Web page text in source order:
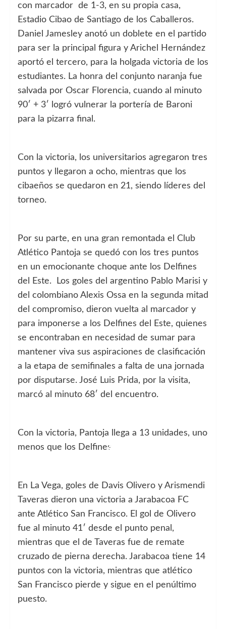
con marcador de 1-3, en su propia casa,
Estadio Cibao de Santiago de los Caballeros.
Daniel Jamesley anotó un doblete en el partido
para ser la principal figura y Arichel Hernández
aportó el tercero, para la holgada victoria de los
estudiantes. La honra del conjunto naranja fue
salvada por Oscar Florencia, cuando al minuto
90′ + 3′ logró vulnerar la portería de Baroni
para la pizarra final.
Con la victoria, los universitarios agregaron tres
puntos y llegaron a ocho, mientras que los
cibaeños se quedaron en 21, siendo líderes del
torneo.
Por su parte, en una gran remontada el Club
Atlético Pantoja se quedó con los tres puntos
en un emocionante choque ante los Delfines
del Este. Los goles del argentino Pablo Marisi y
del colombiano Alexis Ossa en la segunda mitad
del compromiso, dieron vuelta al marcador y
para imponerse a los Delfines del Este, quienes
se encontraban en necesidad de sumar para
mantener viva sus aspiraciones de clasificación
a la etapa de semifinales a falta de una jornada
por disputarse. José Luis Prida, por la visita,
marcó al minuto 68′ del encuentro.
Con la victoria, Pantoja llega a 13 unidades, uno
menos que los Delfines.
En La Vega, goles de Davis Olivero y Arismendi
Taveras dieron una victoria a Jarabacoa FC
ante Atlético San Francisco. El gol de Olivero
fue al minuto 41′ desde el punto penal,
mientras que el de Taveras fue de remate
cruzado de pierna derecha. Jarabacoa tiene 14
puntos con la victoria, mientras que atlético
San Francisco pierde y sigue en el penúltimo
puesto.